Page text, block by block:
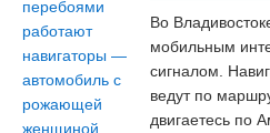
Во
мобильным
сигналом.
ведут по
двигаетесь по